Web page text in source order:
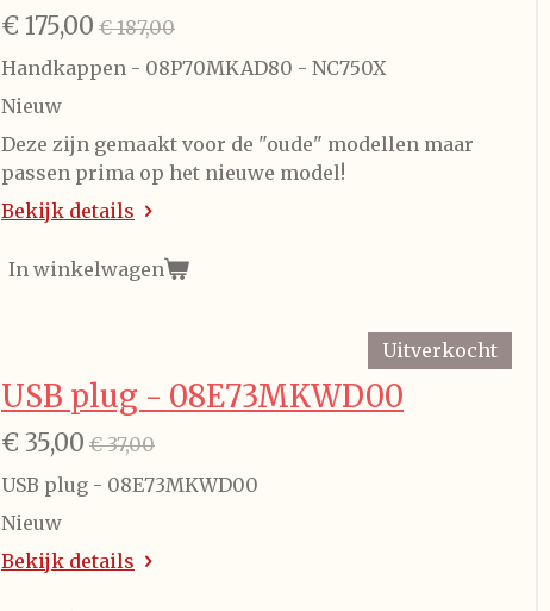
€ 175,00 € 187,00
Handkappen - 08P70MKAD80 - NC750X
Nieuw
Deze zijn gemaakt voor de "oude" modellen maar
passen prima op het nieuwe model!
Bekijk details
In winkelwagen
Uitverkocht
USB plug - 08E73MKWD00
€ 35,00 € 37,00
USB plug - 08E73MKWD00
Nieuw
Bekijk details